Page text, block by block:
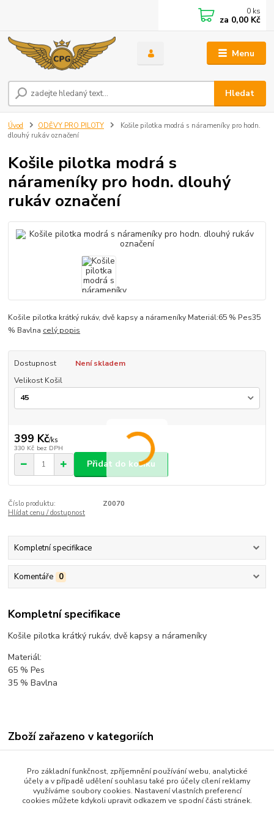
Menu
Hledat
0 ks
za 0,00 Kč
Úvod ODĚVY PRO PILOTY
Košile pilotka modrá s nárameníky pro hodn.
dlouhý rukáv označení
Košile pilotka modrá s
nárameníky pro hodn. dlouhý
rukáv označení
Košile pilotka krátký rukáv, dvě kapsy a nárameníky Materiál:65 % Pes35
% Bavlna celý popis
Dostupnost
Není skladem
Velikost Košil
399 Kč/ks
330 Kč bez DPH
Přidat do košíku
Číslo produktu:
Z0070
Hlídat cenu / dostupnost
Kompletní specifikace
Komentáře 0
Kompletní specifikace
Košile pilotka krátký rukáv, dvě kapsy a nárameníky
Materiál:
65 % Pes
35 % Bavlna
Zboží zařazeno v kategoriích
UNIFORMY PRO PILOTY
Košile, nárameníky
Pro základní funkčnost, zpříjemnění používání webu, analytické
účely a v případě udělení souhlasu také pro účely cílení reklamy
využíváme soubory cookies. Nastavení vlastních preferencí
cookies můžete kdykoli upravit odkazem ve spodní části stránek.